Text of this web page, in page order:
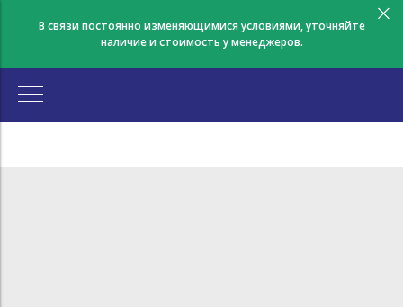
В связи постоянно изменяющимися условиями, уточняйте
наличие и стоимость у менеджеров.